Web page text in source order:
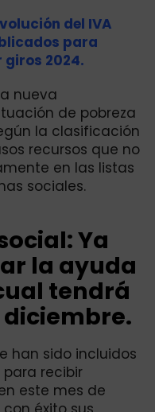
del IVA
para
2024.
nueva
de pobreza
la clasificación
recursos que no
en las listas
sociales.
Ya
la ayuda
tendrá
han sido incluidos
recibir
este mes de